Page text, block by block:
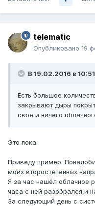
telematic
Опубликовано 19
В 19.02.2016 в
Есть большое
закрывают дыры
свое и ничего
Это пока.
Приведу пример.
моих второстепенных
Я за час нашёл облачное
часа с ней разобрался и
За следующий день с